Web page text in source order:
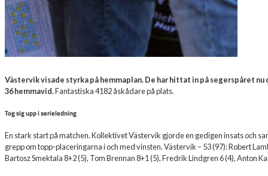
Västervik visade styrka på hemmaplan. De har hittat in på segerspåret
36 hemmavid.Fantastiska 4182 åskådare på plats.
Tog sig upp i serieledning
En stark start på matchen. Kollektivet Västervik gjorde en gedigen insats och
grepp om topp-placeringarna i och med vinsten. Västervik – 53 (97): Robert
Bartosz Smektala 8+2 (5), Tom Brennan 8+1 (5), Fredrik Lindgren 6 (4), Anton